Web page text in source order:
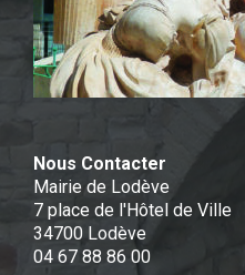
Nous Contacter
Mairie de Lodève
7 place de l'Hôtel de Ville
34700 Lodève
04 67 88 86 00